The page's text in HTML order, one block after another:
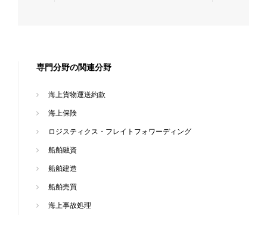
専門分野の関連分野
海上貨物運送約款
海上保険
ロジスティクス・フレイトフォワーディング
船舶融資
船舶建造
船舶売買
海上事故処理